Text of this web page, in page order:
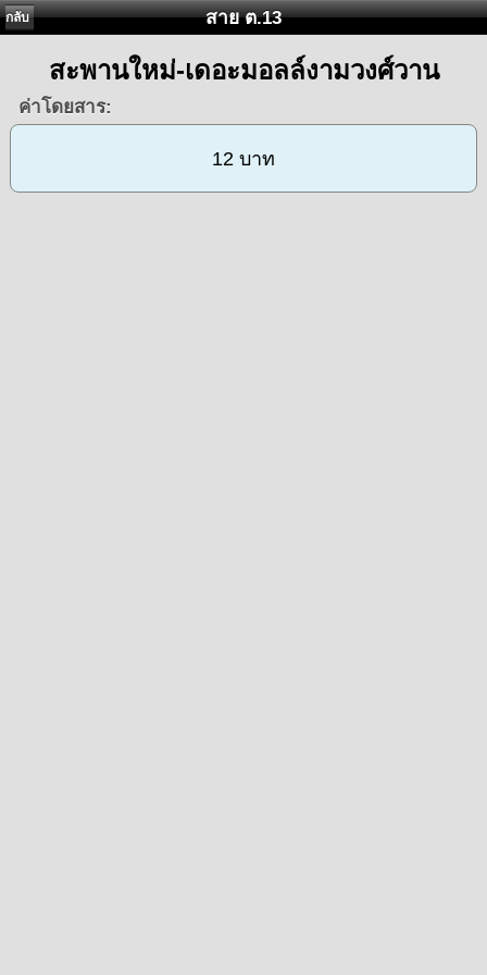
กลับ สาย ต.13
สะพานใหม่-เดอะมอลล์งามวงศ์วาน
ค่าโดยสาร:
12 บาท